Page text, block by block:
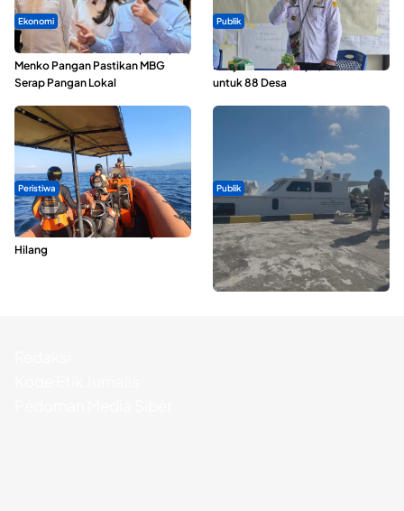
Ekonomi
SPPG di Maluku Utara Dipercepat,
Menko Pangan Pastikan MBG
Serap Pangan Lokal
Publik
ABDESI Morotai Apresiasi
Penyaluran ADD Rp3,13 Miliar
untuk 88 Desa
Peristiwa
Dua Longboat Bertabrakan di
Perairan Taliabu, Satu Nelayan
Hilang
Publik
Pelayaran Perdana KM Dodola
Express Terkendala, Baling-baling
Kapal Rusak